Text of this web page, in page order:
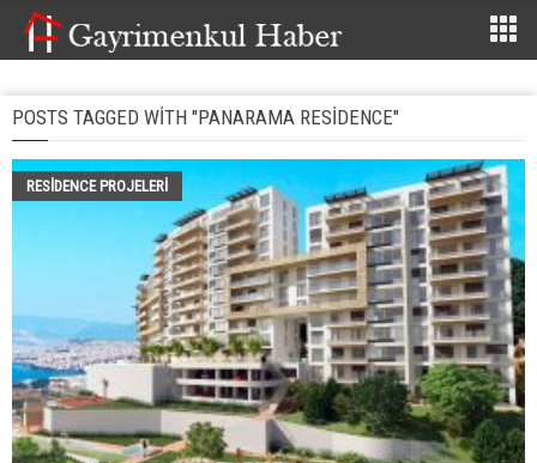
POSTS TAGGED WITH "PANARAMA RESIDENCE"
RESIDENCE PROJELERI